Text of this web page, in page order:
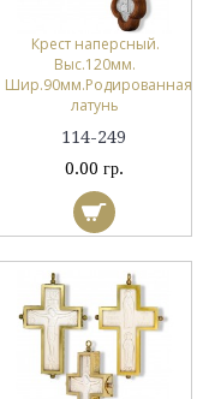
Крест наперсный.
Выс.120мм.
Шир.90мм.Родированная
латунь
114-249
0.00 гр.